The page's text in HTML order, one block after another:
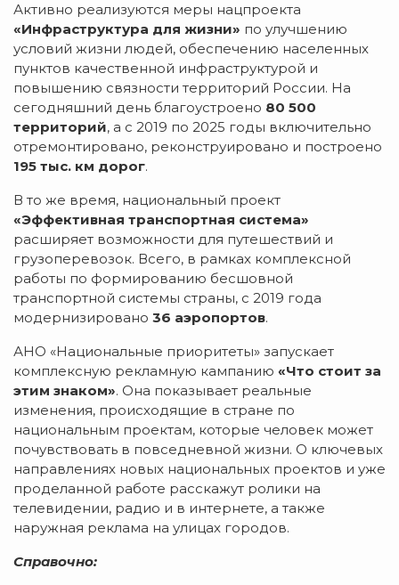
Активно реализуются меры нацпроекта
«Инфраструктура для жизни» по улучшению
условий жизни людей, обеспечению населенных
пунктов качественной инфраструктурой и
повышению связности территорий России. На
сегодняшний день благоустроено 80 500
территорий, а с 2019 по 2025 годы включительно
отремонтировано, реконструировано и построено
195 тыс. км дорог.
В то же время, национальный проект
«Эффективная транспортная система»
расширяет возможности для путешествий и
грузоперевозок. Всего, в рамках комплексной
работы по формированию бесшовной
транспортной системы страны, с 2019 года
модернизировано 36 аэропортов.
АНО «Национальные приоритеты» запускает
комплексную рекламную кампанию «Что стоит за
этим знаком». Она показывает реальные
изменения, происходящие в стране по
национальным проектам, которые человек может
почувствовать в повседневной жизни. О ключевых
направлениях новых национальных проектов и уже
проделанной работе расскажут ролики на
телевидении, радио и в интернете, а также
наружная реклама на улицах городов.
Справочно: